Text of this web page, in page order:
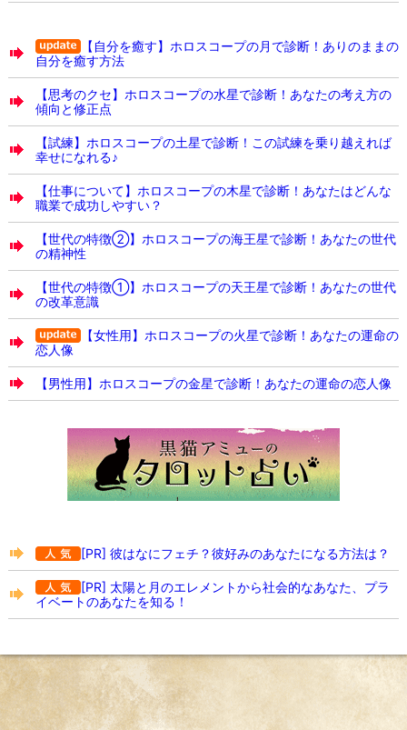
【自分を癒す】ホロスコープの月で診断！ありのままの
自分を癒す方法
【思考のクセ】ホロスコープの水星で診断！あなたの考え方の
傾向と修正点
【試練】ホロスコープの土星で診断！この試練を乗り越えれば
幸せになれる♪
【仕事について】ホロスコープの木星で診断！あなたはどんな
職業で成功しやすい？
【世代の特徴②】ホロスコープの海王星で診断！あなたの世代
の精神性
【世代の特徴①】ホロスコープの天王星で診断！あなたの世代
の改革意識
【女性用】ホロスコープの火星で診断！あなたの運命の
恋人像
【男性用】ホロスコープの金星で診断！あなたの運命の恋人像
[PR] 彼はなにフェチ？彼好みのあなたになる方法は？
[PR] 太陽と月のエレメントから社会的なあなた、プラ
イベートのあなたを知る！